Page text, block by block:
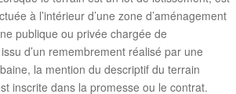
à l’intérieur d’une zone d’aménagement
publique ou privée chargée de
d’un remembrement réalisé par une
la mention du descriptif du terrain
inscrite dans la promesse ou le contrat.